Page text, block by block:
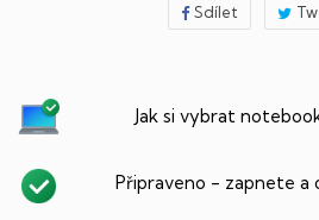
Sdílet
Jak si vybrat
Připraveno - zapnete a